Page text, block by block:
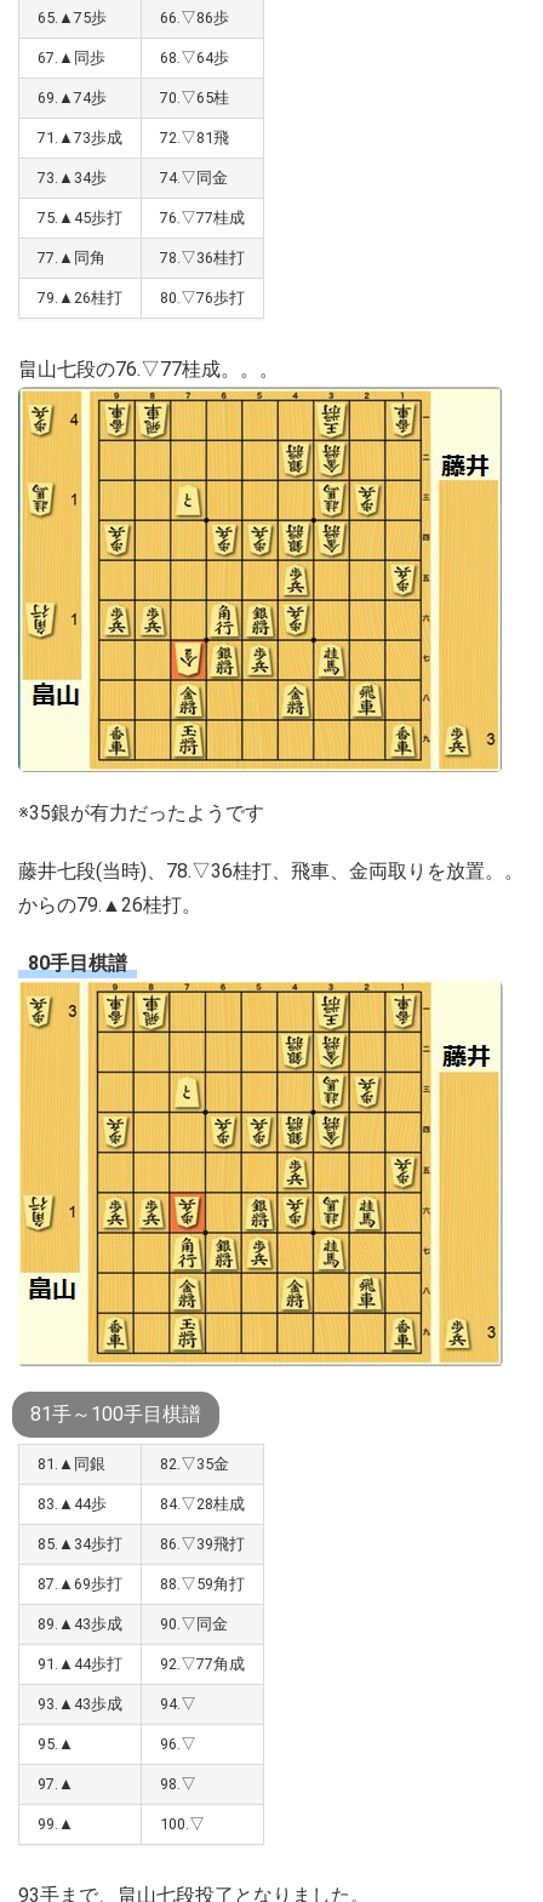
65.▲75歩 66.▽86歩
67.▲同歩 68.▽64歩
69.▲74歩 70.▽65桂
71.▲73歩成 72.▽81飛
73.▲34歩 74.▽同金
75.▲45歩打 76.▽77桂成
77.▲同角 78.▽36桂打
79.▲26桂打 80.▽76歩打
畠山七段の76.▽77桂成。。。
※35銀が有力だったようです
藤井七段(当時)、78.▽36桂打、飛車、金両取りを放置。。
からの79.▲26桂打。
80手目棋譜
81手～100手目棋譜
81.▲同銀 82.▽35金
83.▲44歩 84.▽28桂成
85.▲34歩打 86.▽39飛打
87.▲69歩打 88.▽59角打
89.▲43歩成 90.▽同金
91.▲44歩打 92.▽77角成
93.▲43歩成 94.▽
95.▲ 96.▽
97.▲ 98.▽
99.▲ 100.▽
93手まで、畠山七段投了となりました。